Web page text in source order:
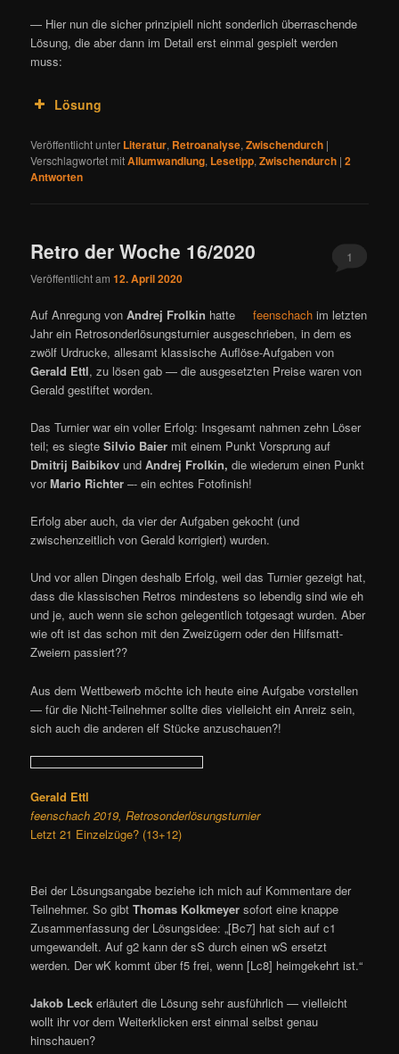
— Hier nun die sicher prinzipiell nicht sonderlich überraschende
Lösung, die aber dann im Detail erst einmal gespielt werden
muss:
Lösung
Veröffentlicht unter Literatur, Retroanalyse,Zwischendurch |
Verschlagwortet mitAllumwandlung, Lesetipp,Zwischendurch |2
Antworten
Retro der Woche 16/2020
Veröffentlicht am12. April 2020
1
Auf Anregung vonAndrej Frolkin hatte feenschach im letzten
Jahr ein Retrosonderlösungsturnier ausgeschrieben, in dem es
zwölf Urdrucke, allesamt klassische Auflöse-Aufgaben von
Gerald Ettl, zu lösen gab — die ausgesetzten Preise waren von
Gerald gestiftet worden.
Das Turnier war ein voller Erfolg: Insgesamt nahmen zehn Löser
teil; es siegteSilvio Baier mit einem Punkt Vorsprung auf
Dmitrij Baibikov undAndrej Frolkin, die wiederum einen Punkt
vorMario Richter –- ein echtes Fotofinish!
Erfolg aber auch, da vier der Aufgaben gekocht (und
zwischenzeitlich von Gerald korrigiert) wurden.
Und vor allen Dingen deshalb Erfolg, weil das Turnier gezeigt hat,
dass die klassischen Retros mindestens so lebendig sind wie eh
und je, auch wenn sie schon gelegentlich totgesagt wurden. Aber
wie oft ist das schon mit den Zweizügern oder den Hilfsmatt-
Zweiern passiert??
Aus dem Wettbewerb möchte ich heute eine Aufgabe vorstellen
— für die Nicht-Teilnehmer sollte dies vielleicht ein Anreiz sein,
sich auch die anderen elf Stücke anzuschauen?!
Gerald Ettl
feenschach 2019, Retrosonderlösungsturnier
Letzt 21 Einzelzüge? (13+12)
Bei der Lösungsangabe beziehe ich mich auf Kommentare der
Teilnehmer. So gibtThomas Kolkmeyer sofort eine knappe
Zusammenfassung der Lösungsidee: „[Bc7] hat sich auf c1
umgewandelt. Auf g2 kann der sS durch einen wS ersetzt
werden. Der wK kommt über f5 frei, wenn [Lc8] heimgekehrt ist.“
Jakob Leck erläutert die Lösung sehr ausführlich — vielleicht
wollt ihr vor dem Weiterklicken erst einmal selbst genau
hinschauen?